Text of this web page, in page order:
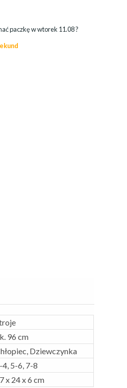
paczkę wwtorek 11.08?
96 cm
Dziewczynka
4, 5-6, 7-8
x 24 x 6 cm